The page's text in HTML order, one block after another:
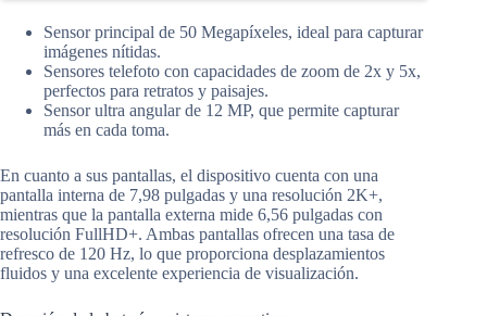
Sensor principal de 50 Megapíxeles, ideal para capturar
imágenes nítidas.
Sensores telefoto con capacidades de zoom de 2x y 5x,
perfectos para retratos y paisajes.
Sensor ultra angular de 12 MP, que permite capturar
más en cada toma.
En cuanto a sus pantallas, el dispositivo cuenta con una
pantalla interna de 7,98 pulgadas y una resolución 2K+,
mientras que la pantalla externa mide 6,56 pulgadas con
resolución FullHD+. Ambas pantallas ofrecen una tasa de
refresco de 120 Hz, lo que proporciona desplazamientos
fluidos y una excelente experiencia de visualización.